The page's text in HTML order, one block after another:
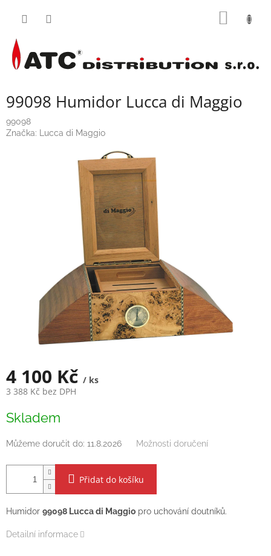
99098 Humidor Lucca di Maggio
99098
Značka:
Lucca di Maggio
4 100 Kč / ks
3 388 Kč bez DPH
cena:
Skladem
Můžeme doručit do: 11.8.2026 Možnosti doručení
Přidat do košíku
Humidor 99098 Lucca di Maggio pro uchování doutníků.
Detailní informace